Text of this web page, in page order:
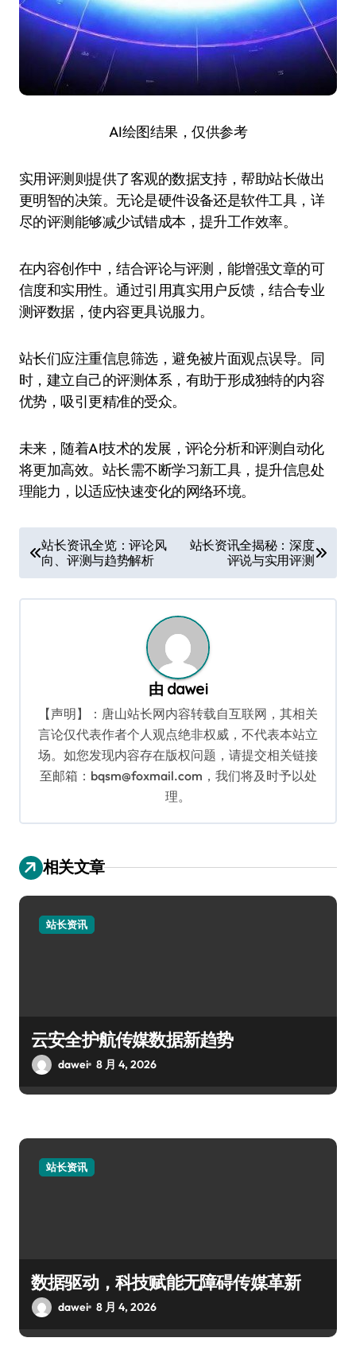
AI绘图结果，仅供参考
实用评测则提供了客观的数据支持，帮助站长做出
更明智的决策。无论是硬件设备还是软件工具，详
尽的评测能够减少试错成本，提升工作效率。
在内容创作中，结合评论与评测，能增强文章的可
信度和实用性。通过引用真实用户反馈，结合专业
测评数据，使内容更具说服力。
站长们应注重信息筛选，避免被片面观点误导。同
时，建立自己的评测体系，有助于形成独特的内容
优势，吸引更精准的受众。
未来，随着AI技术的发展，评论分析和评测自动化
将更加高效。站长需不断学习新工具，提升信息处
理能力，以适应快速变化的网络环境。
章
导
站长资讯全览：评论风
向、评测与趋势解析
站长资讯全揭秘：深度
评说与实用评测
由 dawei
【声明】：唐山站长网内容转载自互联网，其相关
言论仅代表作者个人观点绝非权威，不代表本站立
场。如您发现内容存在版权问题，请提交相关链接
至邮箱：bqsm@foxmail.com，我们将及时予以处
理。
相关文章
站长资讯
云安全护航传媒数据新趋势
dawei 8 月 4, 2026
站长资讯
数据驱动，科技赋能无障碍传媒革新
dawei 8 月 4, 2026